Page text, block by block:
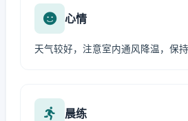
心情
天气较好，注意室内通风降温，保
晨练